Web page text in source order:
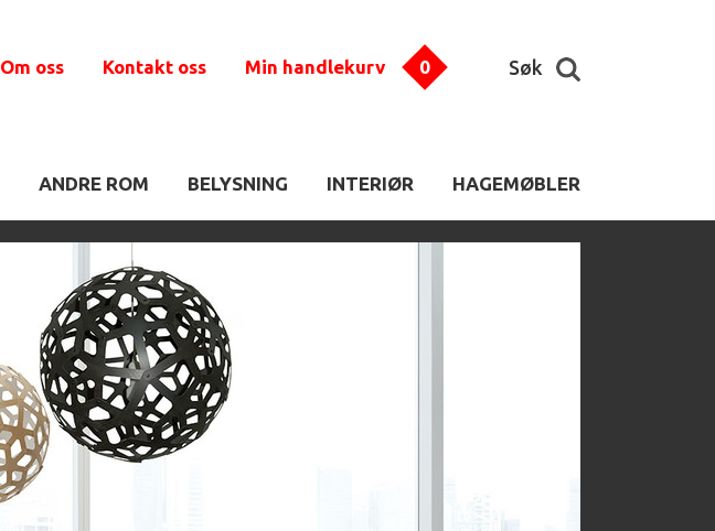
Om oss Kontakt oss Min handlekurv 0 Søk
ANDRE ROM BELYSNING INTERIØR HAGEMØBLER